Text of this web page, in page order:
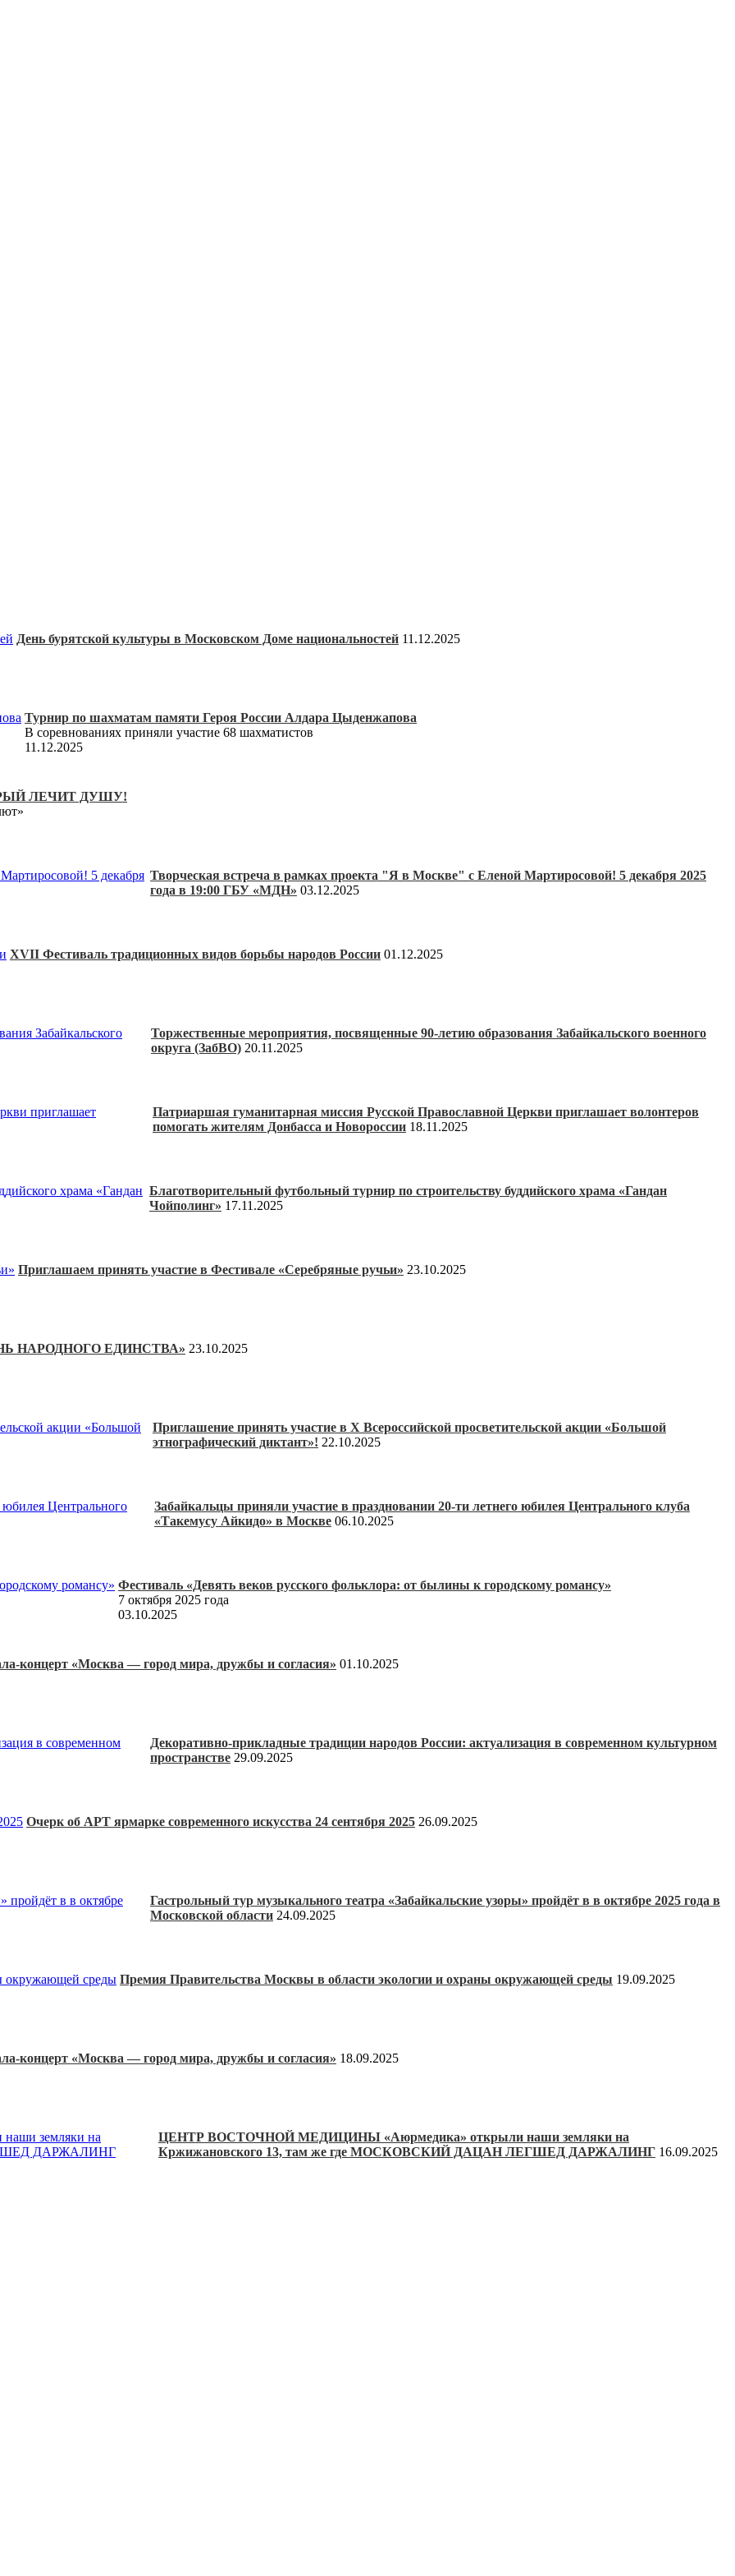
День бурятской культуры в Московском Доме национальностей 11.12.2025
Турнир по шахматам памяти Героя России Алдара Цыденжапова
В соревнованиях приняли участие 68 шахматистов
11.12.2025
ЛЕЧИТ ДУШУ!
Творческая встреча в рамках проекта "Я в Москве" с Еленой Мартиросовой! 5 декабря 2025
года в 19:00 ГБУ «МДН» 03.12.2025
XVII Фестиваль традиционных видов борьбы народов России 01.12.2025
Торжественные мероприятия, посвященные 90-летию образования Забайкальского военного
округа (ЗабВО) 20.11.2025
Патриаршая гуманитарная миссия Русской Православной Церкви приглашает волонтеров
помогать жителям Донбасса и Новороссии 18.11.2025
Благотворительный футбольный турнир по строительству буддийского храма «Гандан
Чойполинг» 17.11.2025
Приглашаем принять участие в Фестивале «Серебряные ручьи» 23.10.2025
НАРОДНОГО ЕДИНСТВА» 23.10.2025
Приглашение принять участие в X Всероссийской просветительской акции «Большой
этнографический диктант»! 22.10.2025
Забайкальцы приняли участие в праздновании 20-ти летнего юбилея Центрального клуба
«Такемусу Айкидо» в Москве 06.10.2025
Фестиваль «Девять веков русского фольклора: от былины к городскому романсу»
7 октября 2025 года
03.10.2025
концерт «Москва — город мира, дружбы и согласия» 01.10.2025
Декоративно-прикладные традиции народов России: актуализация в современном культурном
пространстве 29.09.2025
Очерк об АРТ ярмарке современного искусства 24 сентября 2025 26.09.2025
Гастрольный тур музыкального театра «Забайкальские узоры» пройдёт в в октябре 2025 года в
Московской области 24.09.2025
Премия Правительства Москвы в области экологии и охраны окружающей среды 19.09.2025
концерт «Москва — город мира, дружбы и согласия» 18.09.2025
ЦЕНТР ВОСТОЧНОЙ МЕДИЦИНЫ «Аюрмедика» открыли наши земляки на
Кржижановского 13, там же где МОСКОВСКИЙ ДАЦАН ЛЕГШЕД ДАРЖАЛИНГ 16.09.2025